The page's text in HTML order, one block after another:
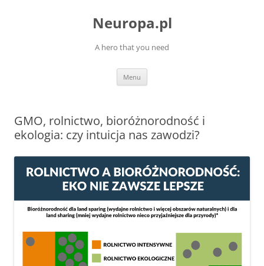
Neuropa.pl
A hero that you need
Menu
GMO, rolnictwo, bioróżnorodność i
ekologia: czy intuicja nas zawodzi?